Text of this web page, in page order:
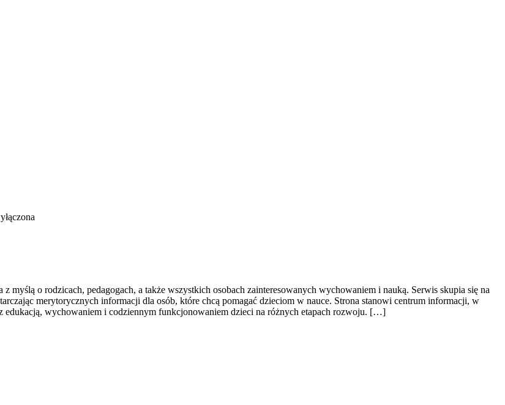
myślą o rodzicach, pedagogach, a także wszystkich osobach zainteresowanych wychowaniem i nauką. Serwis skupia się na
merytorycznych informacji dla osób, które chcą pomagać dzieciom w nauce. Strona stanowi centrum informacji, w
edukacją, wychowaniem i codziennym funkcjonowaniem dzieci na różnych etapach rozwoju. […]